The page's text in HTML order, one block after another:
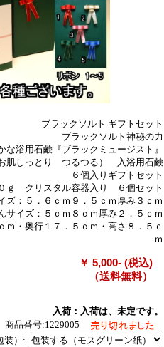
ブラックソルト ギフトセット
ブラックソルト神秘の力
な浴用石鹸『ブラックミュージスト』
肌しっとり つるつる） 入浴用石鹸
６個入りギフトセット
ｇ クリスタル容器入り ６個セット
ズ：５．６ｃｍ９．５ｃｍ厚み３ｃｍ
：５ｃｍ８ｃｍ厚み２．５ｃｍ
ｍ・奥行１７．５ｃｍ・高さ８．５ｃ
ｍ
￥ 5,000- (税込)
（送料無料）
入荷：入荷は、未定です。
商品番号:1229005
装）: